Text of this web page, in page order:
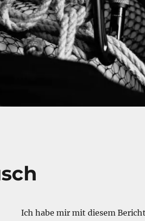
Ich habe mir mit diesem